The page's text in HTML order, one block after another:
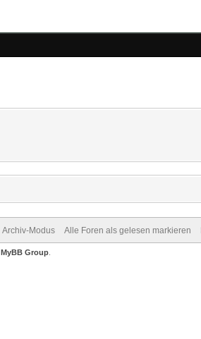
Archiv-Modus Alle Foren als gelesen markieren
MyBB Group.